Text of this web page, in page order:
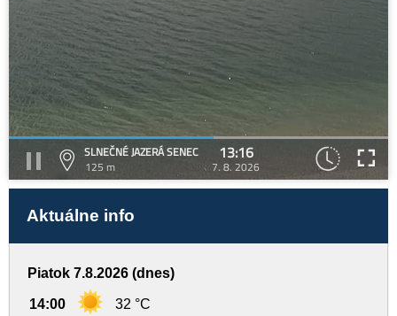
SLNEČNÉ JAZERÁ SENEC
125 m
13:16
7. 8. 2026
Aktuálne info
Piatok 7.8.2026 (dnes)
14:00 32 °C